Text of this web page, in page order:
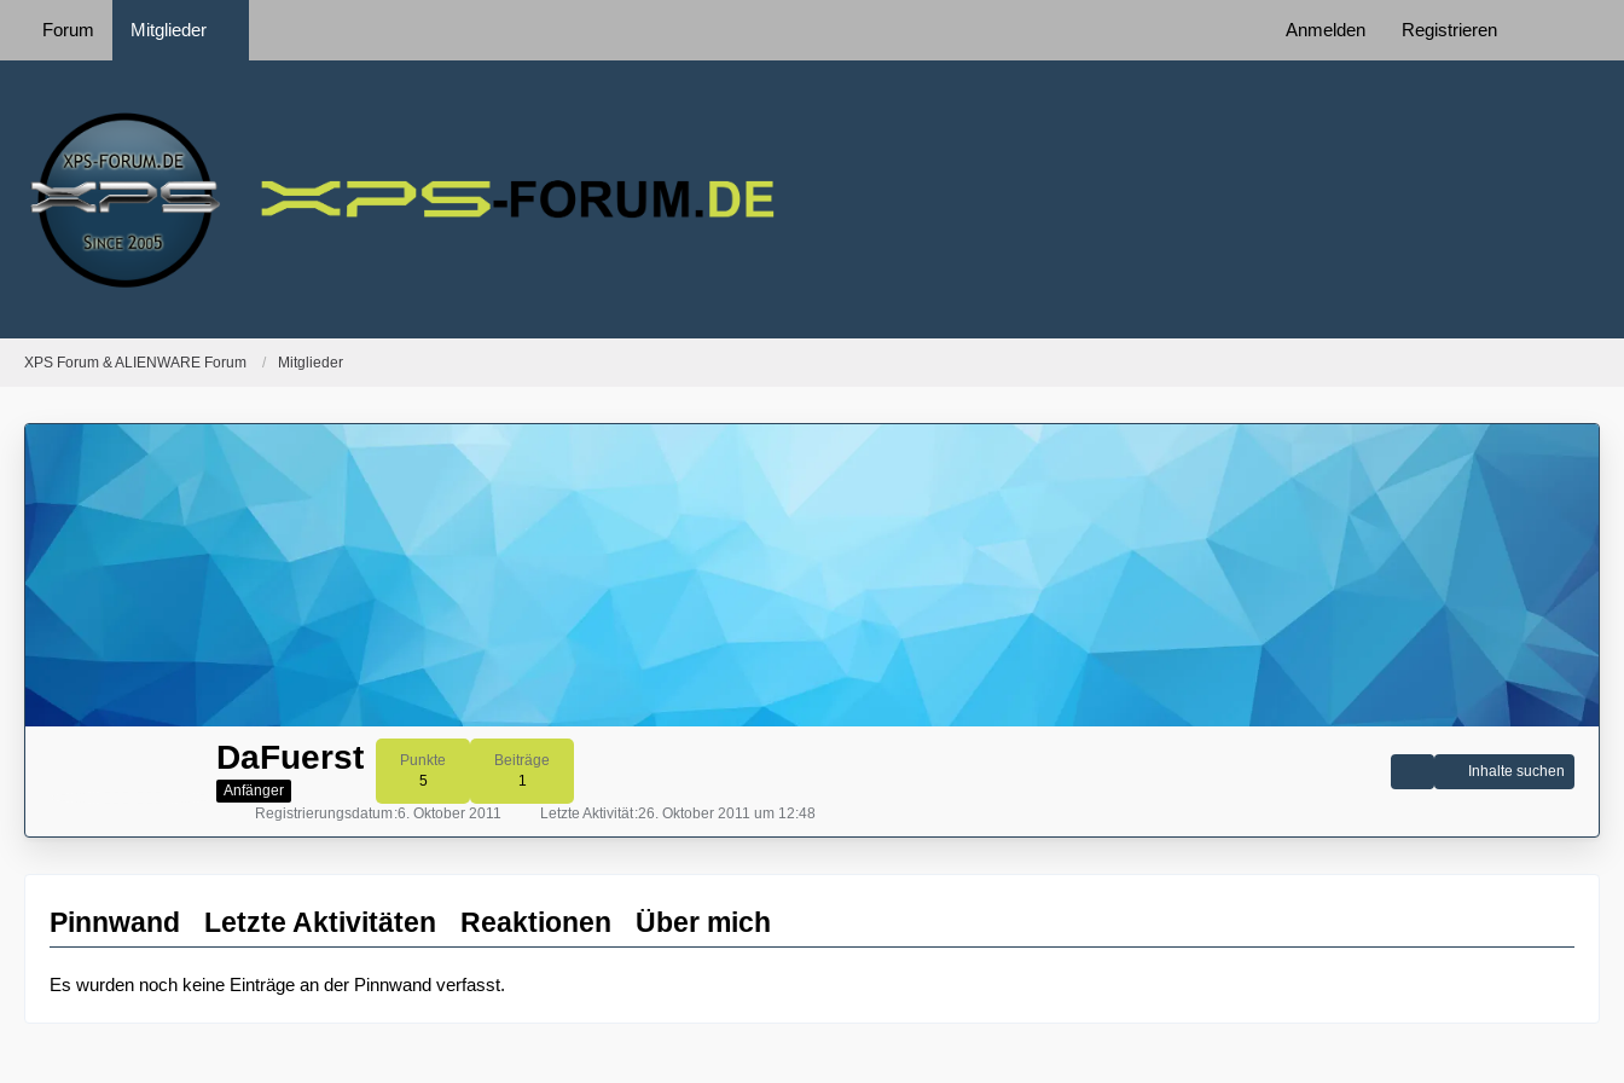
Forum Mitglieder Anmelden Registrieren
XPS Forum & ALIENWARE Forum Mitglieder
DaFuerst
Anfänger
Punkte
5
Beiträge
1
Inhalte suchen
Registrierungsdatum 6. Oktober 2011 Letzte Aktivität 26. Oktober 2011 um 12:48
Pinnwand Letzte Aktivitäten Reaktionen Über mich
Es wurden noch keine Einträge an der Pinnwand verfasst.